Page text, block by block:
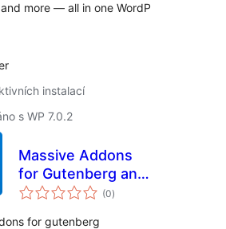
more — all in one WordP
instalací
s WP 7.0.2
Massive Addons
for Gutenberg and
WordPress
(0celkové
hodnocení
)
for gutenberg